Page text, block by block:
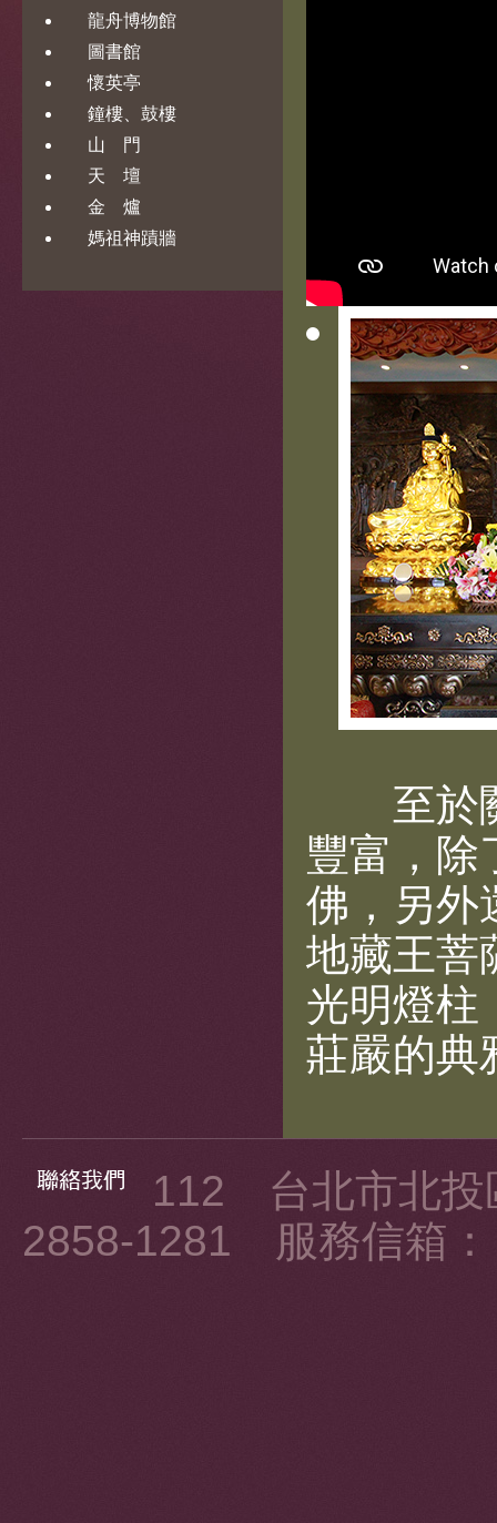
龍舟博物館
圖書館
懷英亭
鐘樓、鼓樓
山 門
天 壇
金 爐
媽祖神蹟牆
至於關
豐富，除
佛，另外
地藏王菩
光明燈柱
莊嚴的典
112 台北市北投
2858-1281 服務信箱：